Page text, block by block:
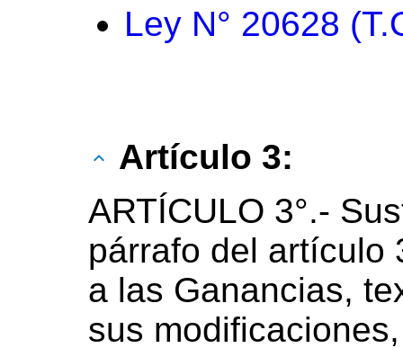
Ley N° 20628
Artículo 3:
ARTÍCULO 3°.-
párrafo del artículo
a las Ganancias,
sus